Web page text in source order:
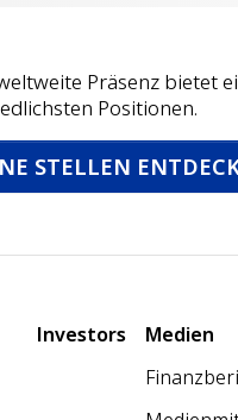
Präsenz bietet
Positionen.
STELLEN
Main navigation
Investors
Medien